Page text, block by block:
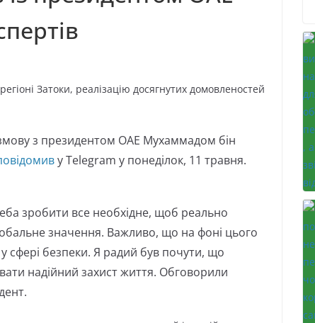
Затоки, реалізацію досягнутих домовленостей
з президентом ОАЕ Мухаммадом бін
у Telegram у понеділок, 11 травня.
зробити все необхідне, щоб реально
значення. Важливо, що на фоні цього
сфері безпеки. Я радий був почути, що
надійний захист життя. Обговорили